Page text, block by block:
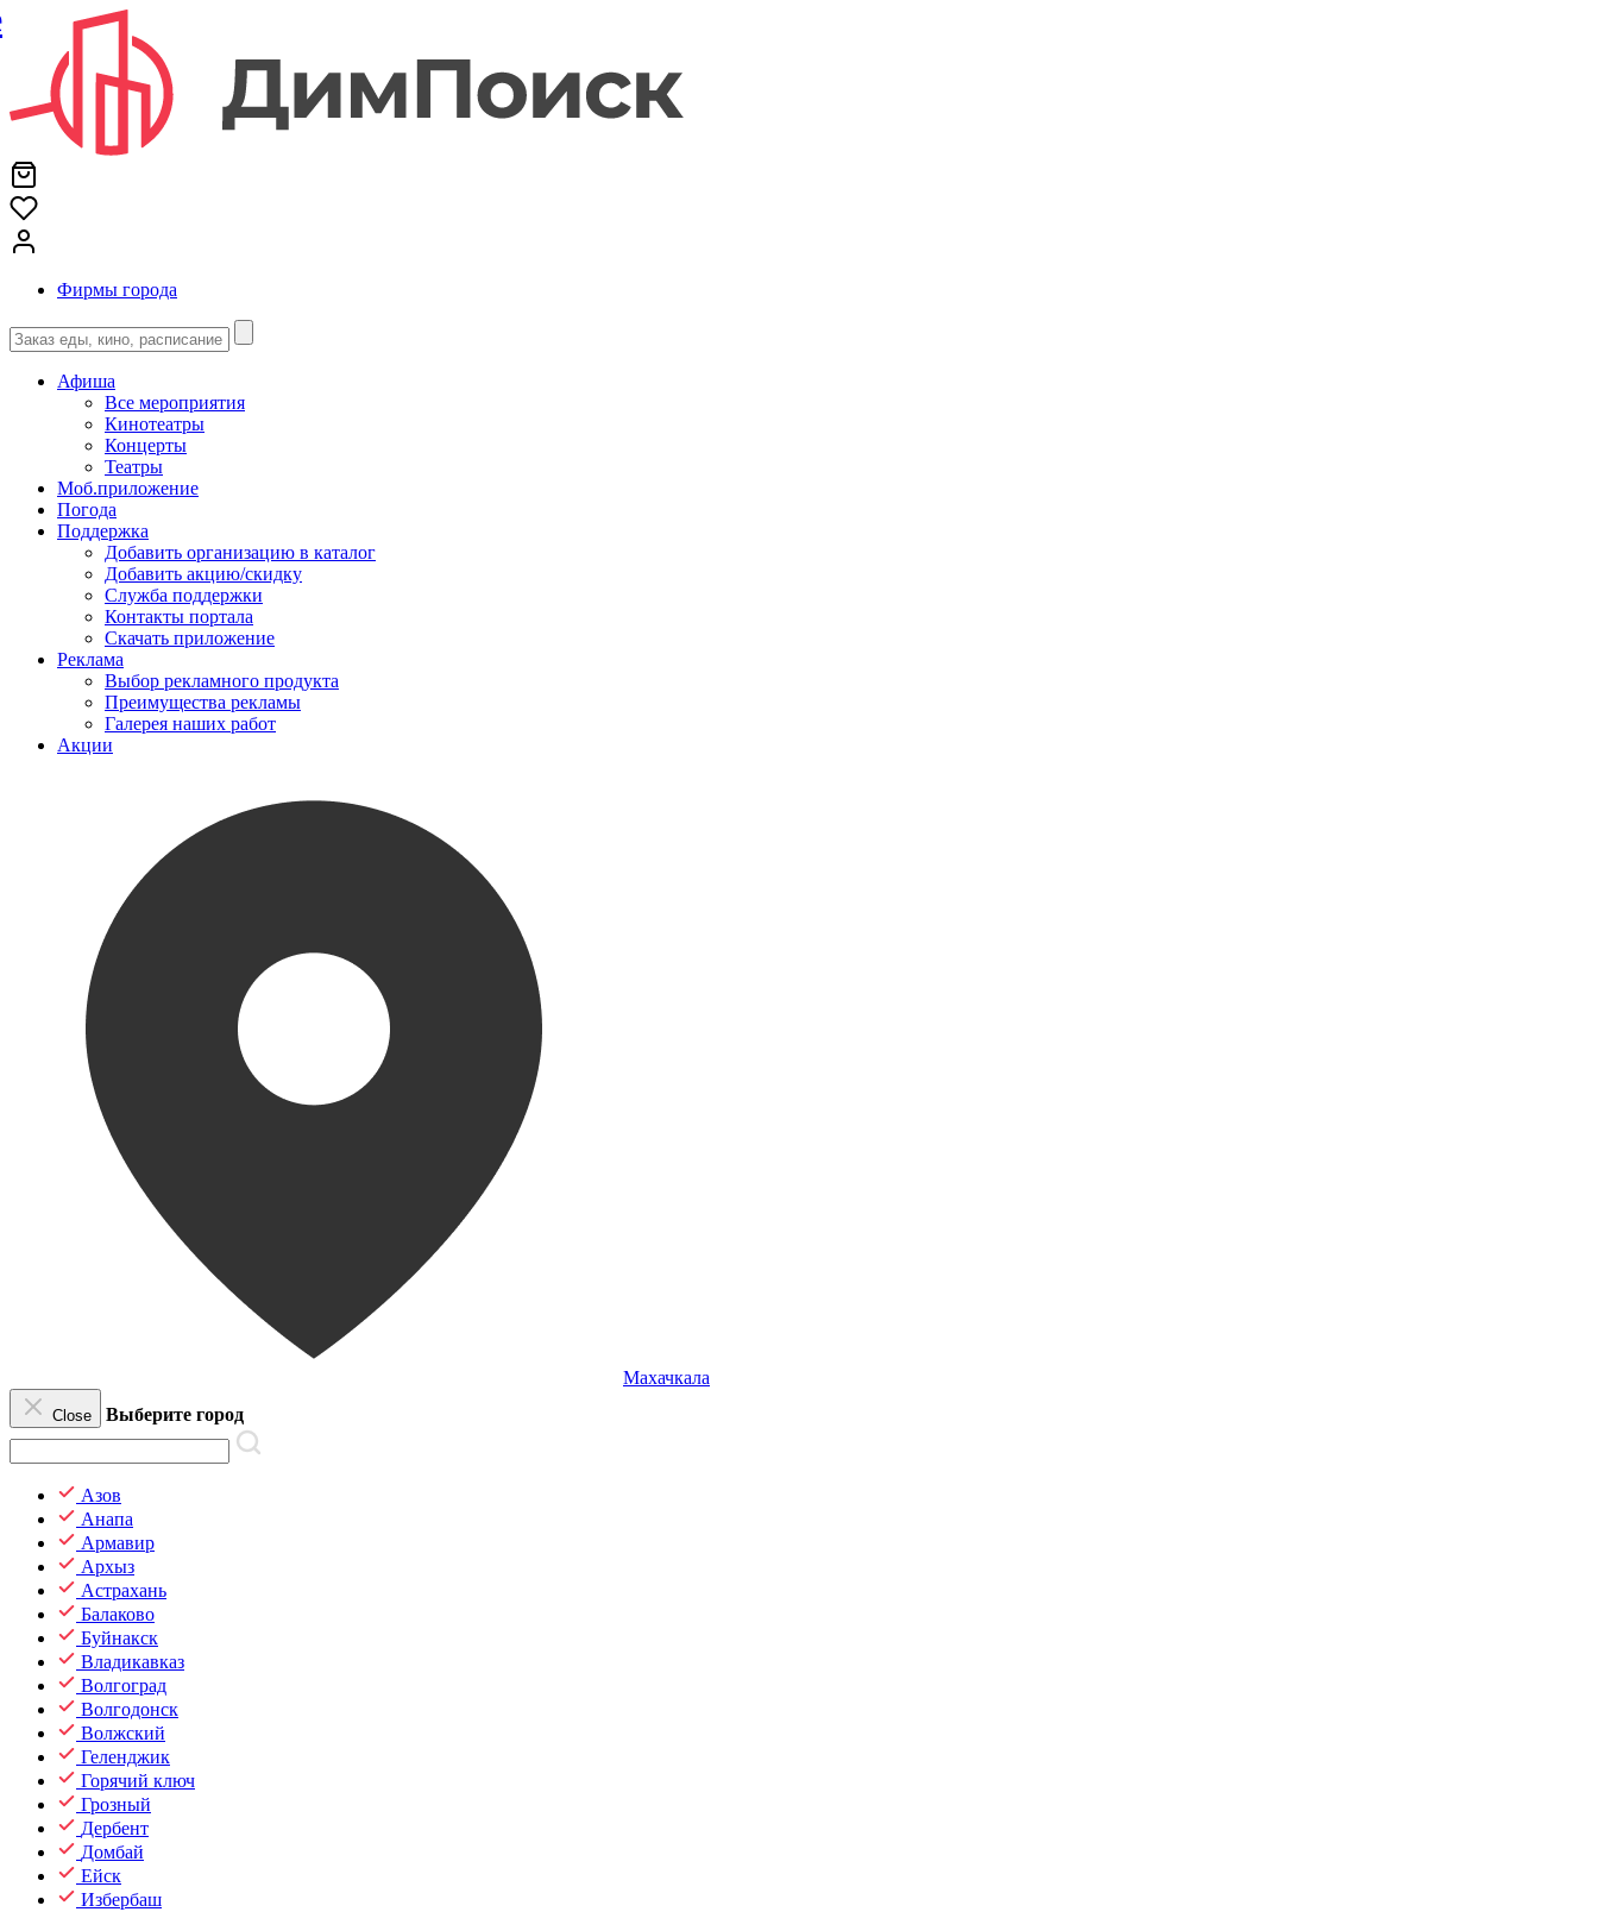
Фирмы города
Афиша
Все мероприятия
Кинотеатры
Концерты
Театры
Моб.приложение
Погода
Поддержка
Добавить организацию в каталог
Добавить акцию/скидку
Служба поддержки
Контакты портала
Скачать приложение
Реклама
Выбор рекламного продукта
Преимущества рекламы
Галерея наших работ
Акции
Махачкала
Close Выберите город
Азов
Анапа
Армавир
Архыз
Астрахань
Балаково
Буйнакск
Владикавказ
Волгоград
Волгодонск
Волжский
Геленджик
Горячий ключ
Грозный
Дербент
Домбай
Ейск
Избербаш